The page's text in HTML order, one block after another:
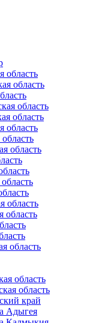
область
область
область
область
область
область
область
область
область
область
область
край
Адыгея